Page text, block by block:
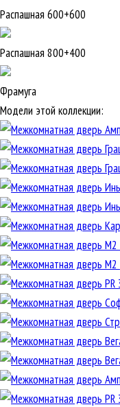
Распашная 600+600
Распашная 800+400
Фрамуга
Модели этой коллекции: